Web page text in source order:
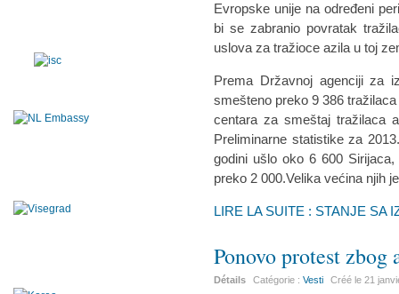
Evropske unije na određeni
bi se zabranio povratak
uslova za tražioce azila u toj
Prema Državnoj agenciji za
smešteno preko 9 386
centara za smeštaj tražilaca
Preliminarne statistike za
godini ušlo oko 6 600
preko 2 000.Velika većina njih
LIRE LA SUITE : STANJE SA
Ponovo protest zbog
Détails Catégorie :Vesti Créé le21